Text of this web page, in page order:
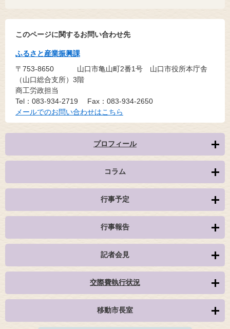
このページに関するお問い合わせ先
ふるさと産業振興課
〒753-8650
山口市亀山町2番1号 山口市役所本庁舎
（山口総合支所）3階
商工労政担当
Tel：083-934-2719
Fax：083-934-2650
メールでのお問い合わせはこちら
プロフィール
コラム
行事予定
行事報告
記者会見
交際費執行状況
移動市長室